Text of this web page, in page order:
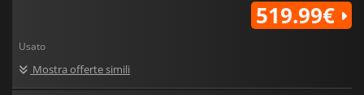
Usato
Mostra offerte simili
519.99€